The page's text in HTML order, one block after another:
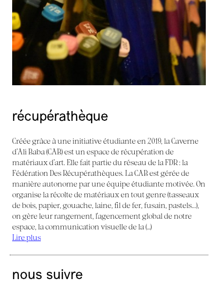
récupérathèque
Créée grâce à une initiative étudiante en 2019, la Caverne
d’Ali Baba (CAB) est un espace de récupération de
matériaux d’art. Elle fait partie du réseau de la FDR : la
Fédération Des Récupérathèques. La CAB est gérée de
manière autonome par une équipe étudiante motivée. On
organise la récolte de matériaux en tout genre (tasseaux
de bois, papier, gouache, laine, fil de fer, fusain, pastels...),
on gère leur rangement, l’agencement global de notre
espace, la communication visuelle de la (…)
Lire plus
nous suivre